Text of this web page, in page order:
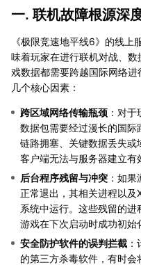
一. 联机故障根源深
《极限竞速地平线6》的线
味着玩家在进行联机对战、
戏数据都需要跨越国际网络
几个核心因素：
跨区域网络传输瓶颈 ：对
数据包需要经过漫长的国
链路拥塞、关键数据丢失
客户端无法与服务器建立有
后台程序残留与冲突 ：如
正常退出，其相关进程以
系统中运行。这些残留的
游戏在下次启动时成功初始
安全防护软件的误判拦截
的第三方杀毒软件，有时